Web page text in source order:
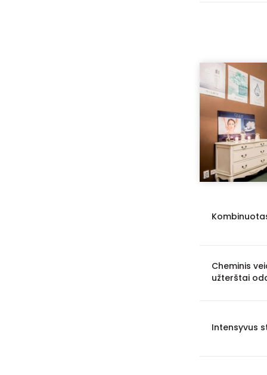
Cheminis
užterštai
Intensyvus